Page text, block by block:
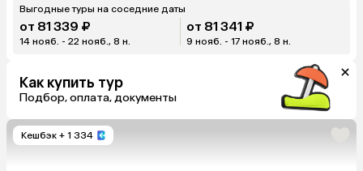
Выгодные туры на соседние даты
от 81 339 ₽
14 нояб. - 22 нояб., 8 н.
от 81 341 ₽
9 нояб. - 17 нояб., 8 н.
Как купить тур
Подбор, оплата, документы
Кешбэк + 1 334